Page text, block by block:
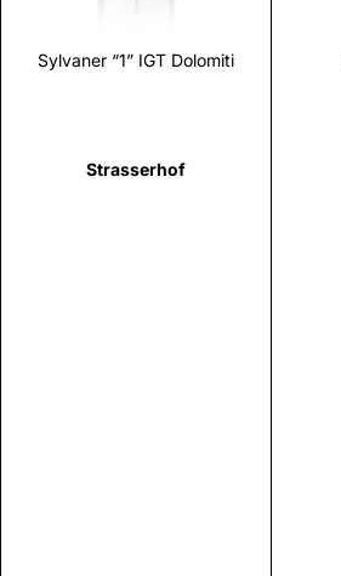
Sylvaner “1” IGT Dolomiti
Strasserhof